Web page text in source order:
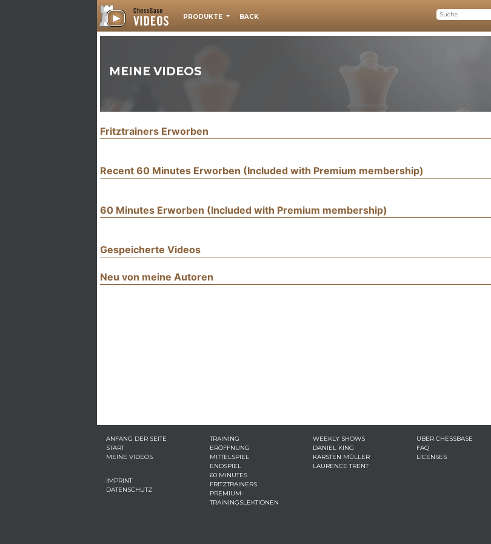
PRODUKTE BACK
MEINE VIDEOS
Fritztrainers Erworben
Recent 60 Minutes Erworben (Included with Premium membership)
60 Minutes Erworben (Included with Premium membership)
Gespeicherte Videos
Neu von meine Autoren
ANFANG DER SEITE
START
MEINE VIDEOS
IMPRINT
DATENSCHUTZ
TRAINING
ERÖFFNUNG
MITTELSPIEL
ENDSPIEL
60 MINUTES
FRITZTRAINERS
PREMIUM-
TRAININGSLEKTIONEN
WEEKLY SHOWS
DANIEL KING
KARSTEN MÜLLER
LAURENCE TRENT
ÜBER CHESSBASE
FAQ
LICENSES